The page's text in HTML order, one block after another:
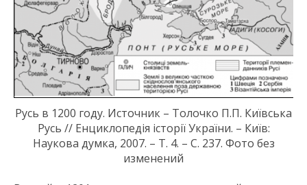
Русь в 1200 году. Источник – Толочко П.П. Київська
Русь // Енциклопедія історії України. – Київ:
Наукова думка, 2007. – Т. 4. – С. 237. Фото без
изменений